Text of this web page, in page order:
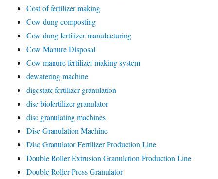
Cost of fertilizer making
Cow dung composting
Cow dung fertilizer manufacturing
Cow Manure Disposal
Cow manure fertilizer making system
dewatering machine
digestate fertilizer granulation
disc biofertilizer granulator
disc granulating machines
Disc Granulation Machine
Disc Granulator Fertilizer Production Line
Double Roller Extrusion Granulation Production Line
Double Roller Press Granulator